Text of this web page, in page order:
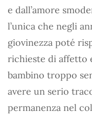
e dall’amore
l’unica che negli
giovinezza poté
richieste di affetto
bambino troppo
avere un serio
permanenza nel